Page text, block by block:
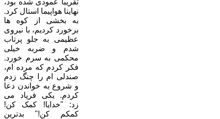
نهایتا هواپیما استال کرد.
به بخشی از کوه ها
برخورد کردیم، با نیروی
عظیمی به جلو پرتاب
شدم و ضربه خیلی
محکمی به سرم خورد.
فکر کردم که مرده ام،
صندلی ام را چنگ زدم
و شروع به خواندن دعا
کردم. یکی فریاد می
زد: "خدایا! کمک کن!
کمکم کن!" بدترین